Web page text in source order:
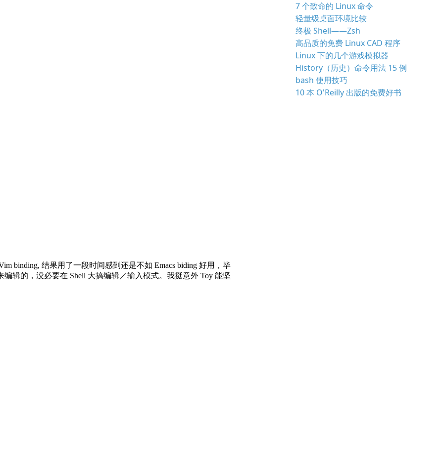
7 个致命的 Linux 命令
轻量级桌面环境比较
终极 Shell——Zsh
高品质的免费 Linux CAD 程序
Linux 下的几个游戏模拟器
History（历史）命令用法 15 例
bash 使用技巧
10 本 O'Reilly 出版的免费好书